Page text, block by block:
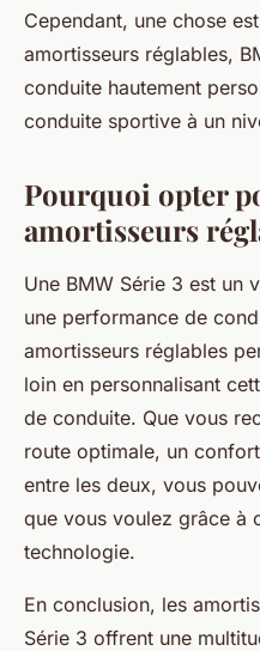
Cependant, une chose
amortisseurs réglables,
conduite hautement
conduite sportive à un
Pourquoi opter
amortisseurs
Une BMW Série 3 est un
une performance de
amortisseurs réglables
loin en personnalisant
de conduite. Que vous
route optimale, un
entre les deux, vous
que vous voulez grâce à
technologie.
En conclusion, les
Série 3 offrent une